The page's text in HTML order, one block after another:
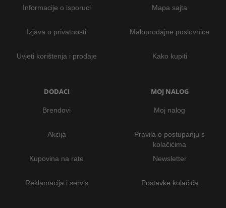
Informacije o isporuci
Izjava o privatnosti
Uvjeti korištenja i prodaje
Mapa sajta
Maloprodajne poslovnice
Kako kupiti
DODACI
Brendovi
Akcija
Kupovina na rate
Reklamacija i servis
MOJ NALOG
Moj nalog
Pravila o postupanju s
kolačićima
Newsletter
Postavke kolačića